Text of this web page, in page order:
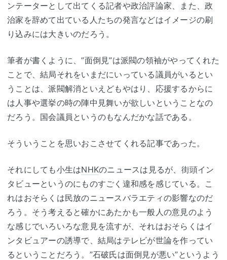
ンテーターとして出てくる記者や政治評論家、また、政
治家を辞めて出ている人たちの発言などはイメージの刷
り込みには大きいのだろう。
筆者が書くように、”面倒見”は派閥の領袖がやってくれた
ことで、結局それをいまだにいっている議員がいるとい
うことは、派閥解消といえどもやはり、応援するからに
は人事や選挙の時の陣中見舞いが欲しいということなの
だろう。国会議員というのもなんだかな話である。
そういうことを思いおこさせてくれる記事であった。
それにしても小生はNHKのニュースは見るが、街頭イン
タビューというのにものすごく違和感を感じている。こ
れはおそらくは民放のニュースバラエティの影響なのだ
ろう。そう考えると確かにあたかも一般人の意見のよう
な感じでいろいろな意見を流すが、それはおそらくはイ
ンタビュアーの誘導で、結局はテレビが世論を作ってい
るということだろう。”石破氏は面倒見が悪い”というよう